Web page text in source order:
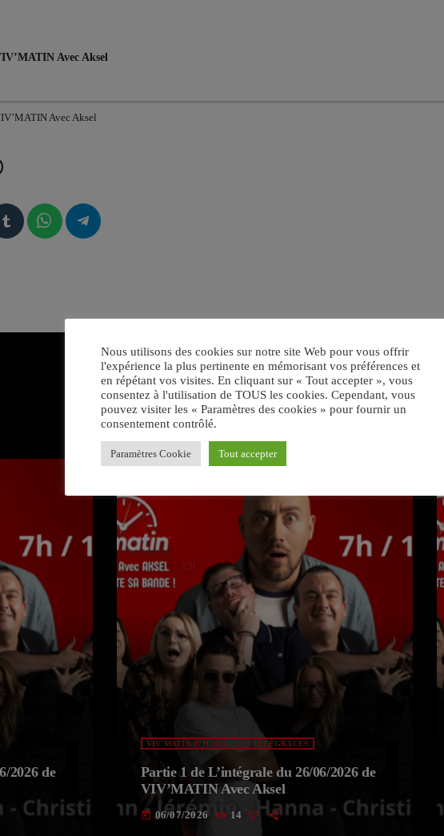
Avec Aksel
Avec Aksel
VOUS AIMEREZ AUSSI
2026 de
VIV'MATIN 07H/10H - LES INTÉGRALES
Partie 1 de L’intégrale du 26/06/2026 de
VIV’MATIN Avec Aksel
today 06/07/2026 14
Nous utilisons des cookies sur notre site Web pour vous offrir
l'expérience la plus pertinente en mémorisant vos préférences et
en répétant vos visites. En cliquant sur « Tout accepter », vous
consentez à l'utilisation de TOUS les cookies. Cependant, vous
pouvez visiter les « Paramètres des cookies » pour fournir un
consentement contrôlé.
Paramètres Cookie Tout accepter